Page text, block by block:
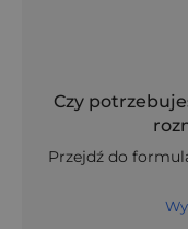
Czy
Przejdź do